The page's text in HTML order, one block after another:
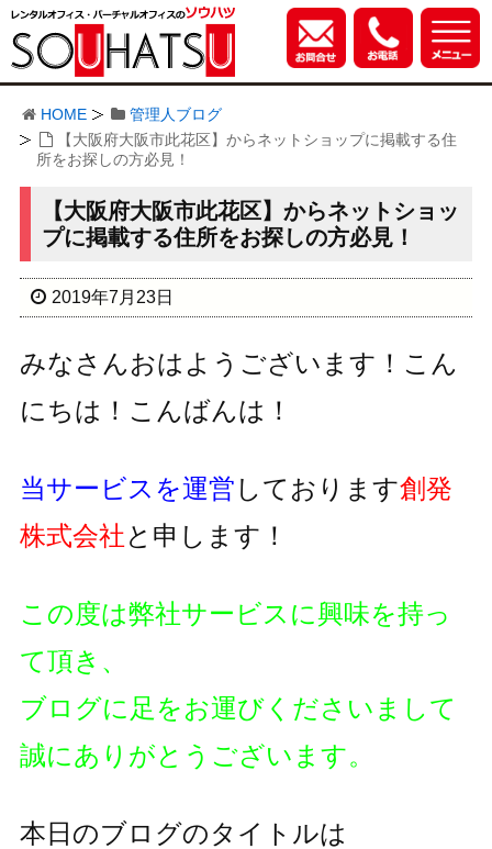
HOME
管理人ブログ
【大阪府大阪市此花区】からネットショップに掲載する住
所をお探しの方必見！
【大阪府大阪市此花区】からネットショッ
プに掲載する住所をお探しの方必見！
2019年7月23日
みなさんおはようございます！こん
にちは！こんばんは！
当サービスを運営 しております創発
株式会社と申します！
この度は弊社サービスに興味を持っ
て頂き、
ブログに足をお運びくださいまして
誠にありがとうございます。
本日のブログのタイトルは